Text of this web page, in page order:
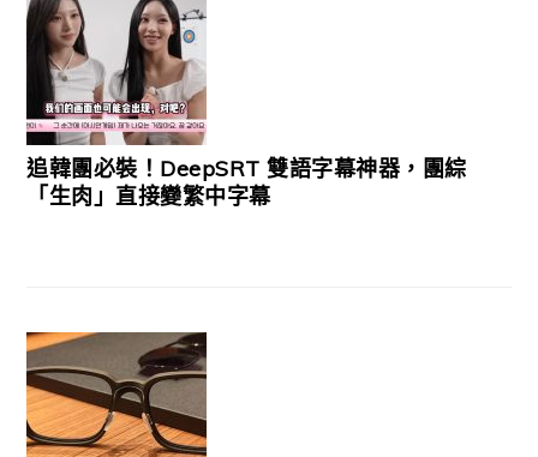
追韓團必裝！DeepSRT 雙語字幕神器，團綜
「生肉」直接變繁中字幕